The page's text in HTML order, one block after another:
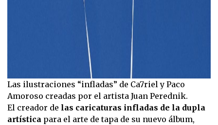
Las ilustraciones “infladas” de Ca7riel y Paco
Amoroso creadas por el artista Juan Perednik.
El creador de las caricaturas infladas de la dupla
artística para el arte de tapa de su nuevo álbum,